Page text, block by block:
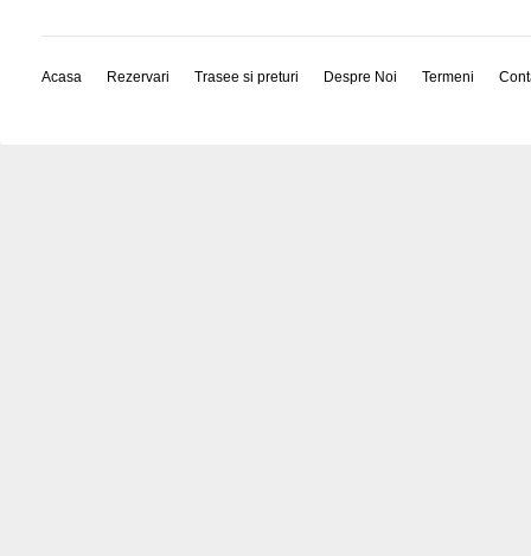
Acasa Rezervari Trasee si preturi Despre Noi Termeni